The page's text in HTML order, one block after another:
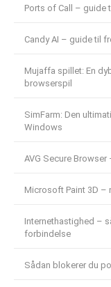
Ports of Call – guide
Candy AI – guide til
Mujaffa spillet: En
browserspil
SimFarm: Den
Windows
AVG Secure
Microsoft Paint 3D –
Internethastighed –
forbindelse
Sådan blokerer du